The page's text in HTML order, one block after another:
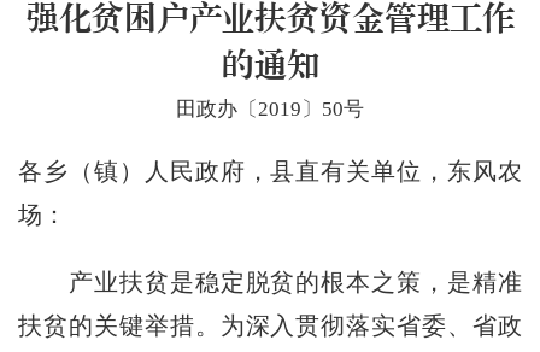
强化贫困户产业扶贫资金管理工作
的通知
田政办〔2019〕50号
各乡（镇）人民政府，县直有关单位，东风农
场：
产业扶贫是稳定脱贫的根本之策，是精准
扶贫的关键举措。为深入贯彻落实省委、省政